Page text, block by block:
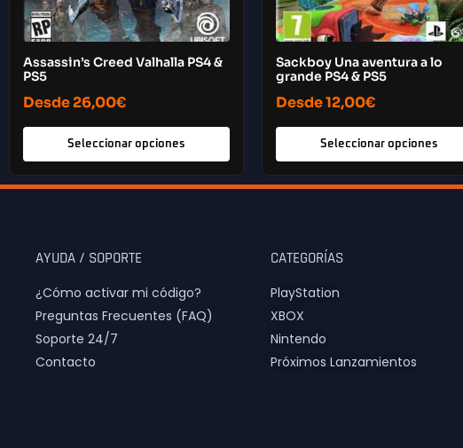
Assassin’s Creed Valhalla PS4 &
PS5
Desde26,00€
Seleccionar opciones
Sackboy Una aventura a lo
grande PS4 & PS5
Desde12,00€
Seleccionar opciones
AYUDA / SOPORTE
¿Cómo activar mi código?
Preguntas Frecuentes (FAQ)
Soporte 24/7
Contacto
CATEGORÍAS
PlayStation
XBOX
Nintendo
Próximos Lanzamientos